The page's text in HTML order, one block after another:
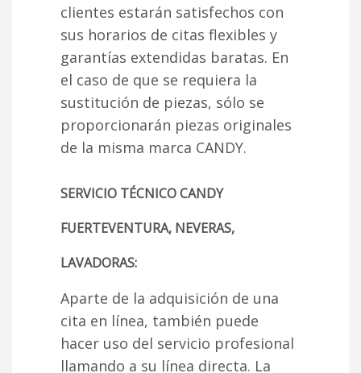
clientes estarán satisfechos con
sus horarios de citas flexibles y
garantías extendidas baratas. En
el caso de que se requiera la
sustitución de piezas, sólo se
proporcionarán piezas originales
de la misma marca CANDY.
SERVICIO TÉCNICO CANDY
FUERTEVENTURA, NEVERAS,
LAVADORAS:
Aparte de la adquisición de una
cita en línea, también puede
hacer uso del servicio profesional
llamando a su línea directa. La